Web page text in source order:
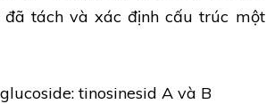
tách và xác định cấu trúc một
tinosinesid A và B